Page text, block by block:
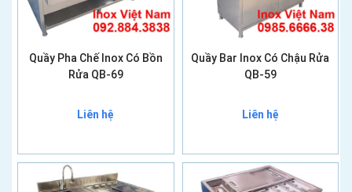
Quầy Pha Chế Inox Có Bồn
Rửa QB-69
Liên hệ
Quầy Bar Inox Có Chậu Rửa
QB-59
Liên hệ